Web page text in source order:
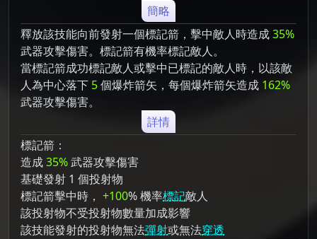
簡略
釋放該技能向前發射一個標記箭，擊中敵人時造成35%
武器攻擊傷害。標記箭有機率標記敵人。
當標記箭成功標記敵人或擊中已標記的敵人時，以該敵
人為中心落下 5個爆炸箭矢，每個爆炸箭矢造成 162%
武器攻擊傷害。
詳情
標記箭：
造成35%武器攻擊傷害
基礎發射 1 個投射物
標記箭擊中時， +100% 機率標記敵人
該投射物不受投射物數量加成影響
該技能發射的投射物無法彈射或無法穿透